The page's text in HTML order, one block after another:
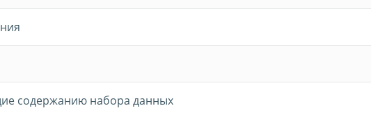
содержанию набора данных